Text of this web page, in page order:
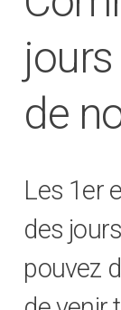
de
Les 1er
des
pouvez